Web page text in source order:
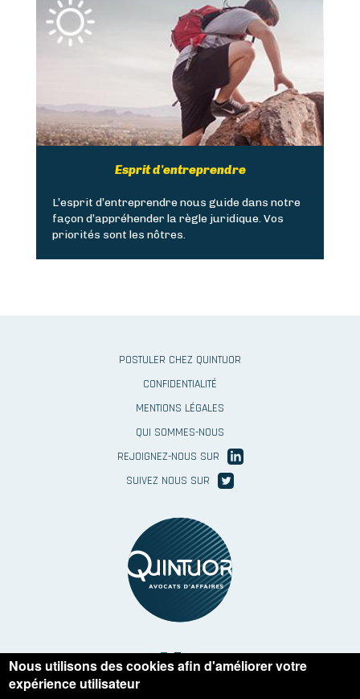
Esprit d'entreprendre
L’esprit d’entreprendre nous guide dans notre
façon d’appréhender la règle juridique. Vos
priorités sont les nôtres.
Menu
Langues
POSTULER CHEZ QUINTUOR
CONFIDENTIALITÉ
MENTIONS LÉGALES
QUI SOMMES-NOUS
REJOIGNEZ-NOUS SUR
SUIVEZ NOUS SUR
Nous utilisons des cookies afin d'améliorer votre
expérience utilisateur